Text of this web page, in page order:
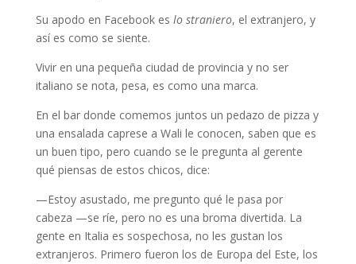
Su apodo en Facebook es lo straniero, el extranjero, y
así es como se siente.
Vivir en una pequeña ciudad de provincia y no ser
italiano se nota, pesa, es como una marca.
En el bar donde comemos juntos un pedazo de pizza y
una ensalada caprese a Wali le conocen, saben que es
un buen tipo, pero cuando se le pregunta al gerente
qué piensas de estos chicos, dice:
—Estoy asustado, me pregunto qué le pasa por
cabeza —se ríe, pero no es una broma divertida. La
gente en Italia es sospechosa, no les gustan los
extranjeros. Primero fueron los de Europa del Este, los